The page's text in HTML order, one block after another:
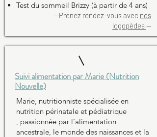
Test du sommeil Brizzy (à partir de 4 ans)
--Prenez rendez-vous avec nos
logopèdes--
Suivi alimentation par Marie (Nutrition
Nouvelle)
Marie, nutritionniste spécialisée en
nutrition périnatale et pédiatrique
, passionnée par l’alimentation
ancestrale, le monde des naissances et la